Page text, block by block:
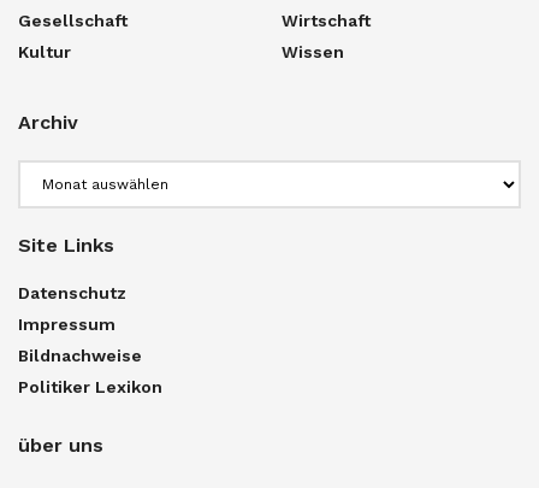
Gesellschaft
Kultur
Wirtschaft
Wissen
Archiv
Site Links
Datenschutz
Impressum
Bildnachweise
Politiker Lexikon
über uns